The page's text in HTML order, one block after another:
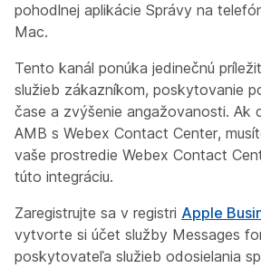
pohodlnej aplikácie Správy na
Mac.
Tento kanál ponúka jedinečnú
služieb zákazníkom, poskytovanie
čase a zvýšenie angažovanosti. Ak
AMB s Webex Contact Center,
vaše prostredie Webex Contact
túto integráciu.
Zaregistrujte sa v registri Apple
vytvorte si účet služby Messages
poskytovateľa služieb odosielania